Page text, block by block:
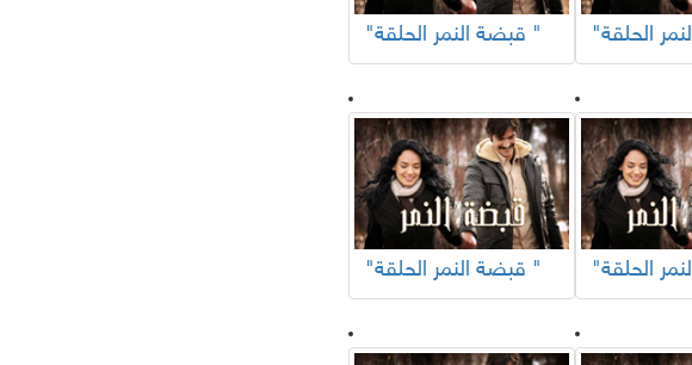
"قبضة النمر الحلقة "
"قبضة النمر الحلقة "